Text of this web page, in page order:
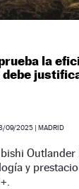
la
debe
09/2025 | MADRID
Outlander
y